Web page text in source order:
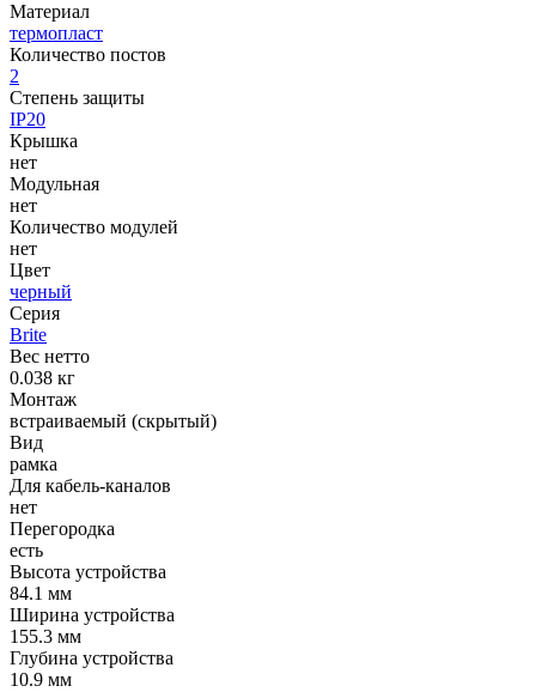
Материал
термопласт
Количество постов
2
Степень защиты
IP20
Крышка
нет
Модульная
нет
Количество модулей
нет
Цвет
черный
Серия
Brite
Вес нетто
0.038 кг
Монтаж
встраиваемый (скрытый)
Вид
рамка
Для кабель-каналов
нет
Перегородка
есть
Высота устройства
84.1 мм
Ширина устройства
155.3 мм
Глубина устройства
10.9 мм